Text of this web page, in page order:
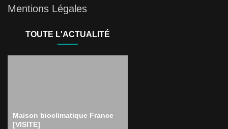
Mentions Légales
TOUTE L'ACTUALITÉ
Maison bioclimatique France
[VISITE]